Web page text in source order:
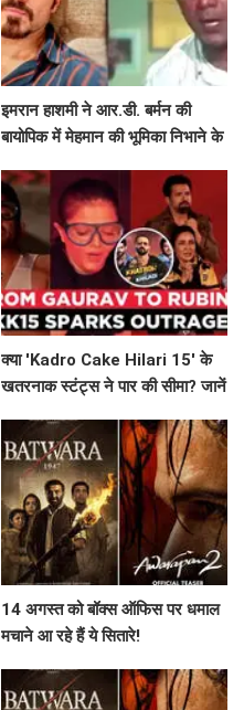
इमरान हाशमी ने आर.डी. बर्मन की
बायोपिक में मेहमान की भूमिका निभाने के
क्या 'Kadro Cake Hilari 15' के
खतरनाक स्टंट्स ने पार की सीमा? जानें
14 अगस्त को बॉक्स ऑफिस पर धमाल
मचाने आ रहे हैं ये सितारे!